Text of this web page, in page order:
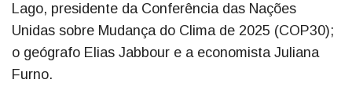
Lago, presidente da Conferência das Nações
Unidas sobre Mudança do Clima de 2025 (COP30);
o geógrafo Elias Jabbour e a economista Juliana
Furno.